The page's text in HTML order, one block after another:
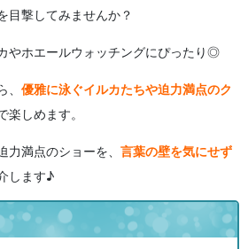
目撃してみませんか？
やホエールウォッチングにぴったり◎
優雅に泳ぐイルカたちや迫力満点のク
楽しめます。
満点のショーを、 言葉の壁を気にせず
します♪